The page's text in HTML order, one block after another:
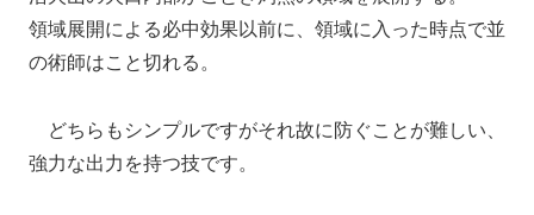
領域展開による必中効果以前に、領域に入った時点で並
の術師はこと切れる。
どちらもシンプルですがそれ故に防ぐことが難しい、
強力な出力を持つ技です。